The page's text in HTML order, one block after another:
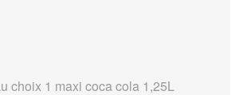
choix 1 maxi coca cola 1,25L